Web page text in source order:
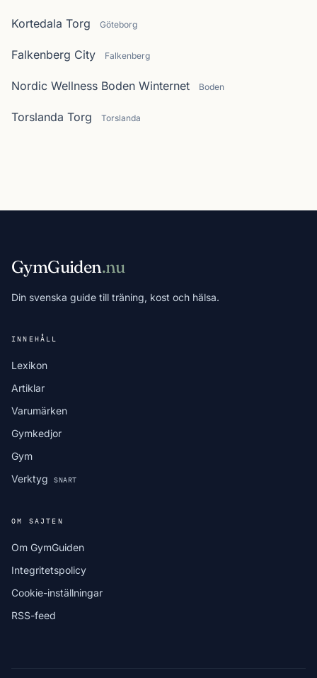
Kortedala Torg Göteborg
Falkenberg City Falkenberg
Nordic Wellness Boden Winternet Boden
Torslanda Torg Torslanda
GymGuiden.nu
Din svenska guide till träning, kost och hälsa.
INNEHÅLL
Lexikon
Artiklar
Varumärken
Gymkedjor
Gym
Verktyg
SNART
OM SAJTEN
Om GymGuiden
Integritetspolicy
Cookie-inställningar
RSS-feed